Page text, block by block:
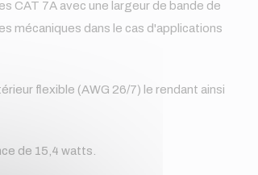
CAT 7A avec une largeur de bande de
mécaniques dans le cas d'applications
flexible (AWG 26/7) le rendant ainsi
de 15,4 watts.